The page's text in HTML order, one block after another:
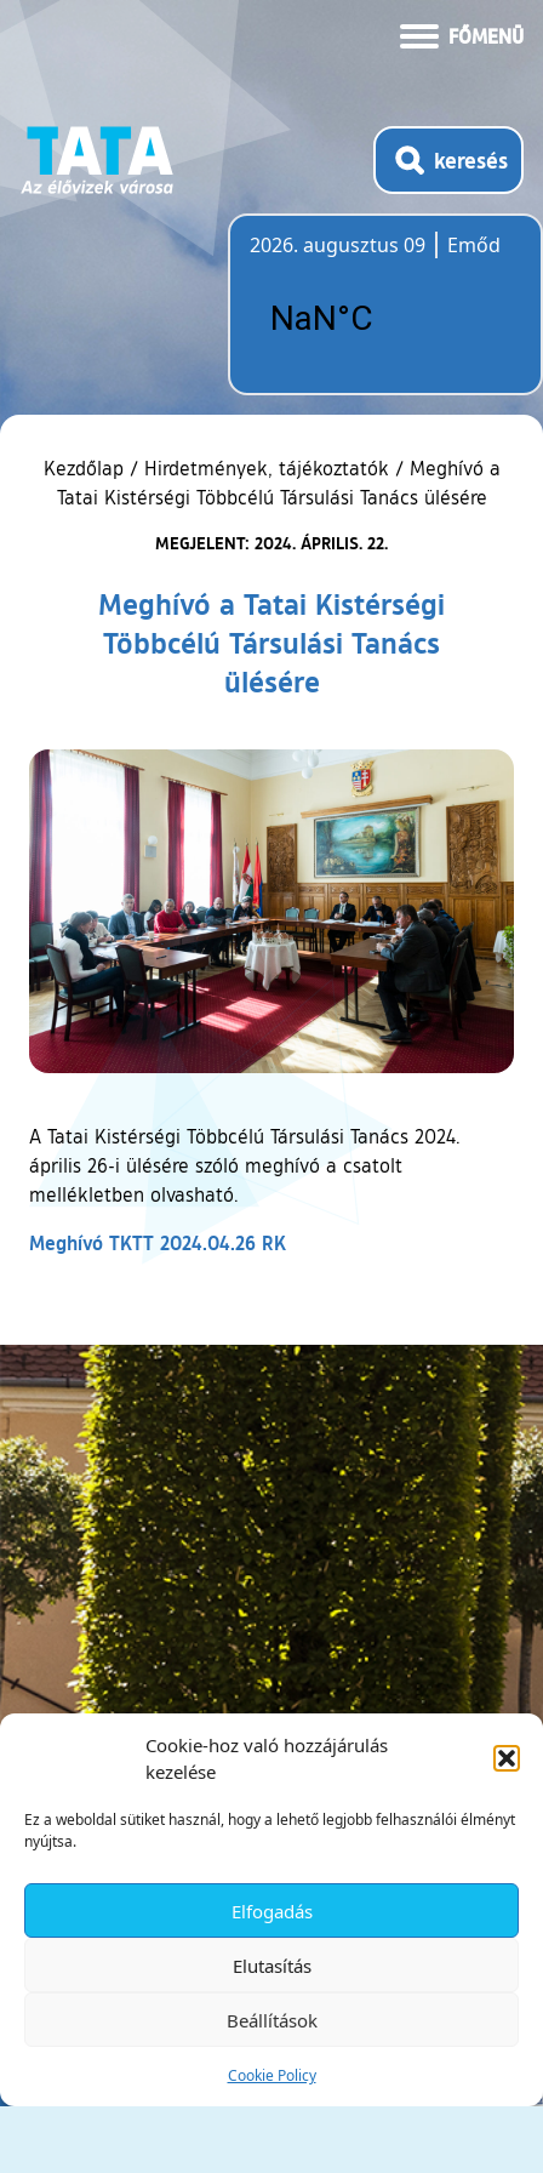
Cookie-hoz való hozzájárulás
kezelése
Ez a weboldal sütiket használ, hogy a lehető legjobb felhasználói élményt
nyújtsa.
Elfogadás
Elutasítás
Beállítások
Cookie Policy
FŐMENÜ
keresés
2026. augusztus 09
Emőd
Kezdőlap / Hirdetmények, tájékoztatók / Meghívó a
Tatai Kistérségi Többcélú Társulási Tanács ülésére
MEGJELENT: 2024. ÁPRILIS. 22.
Meghívó a Tatai Kistérségi
Többcélú Társulási Tanács
ülésére
A Tatai Kistérségi Többcélú Társulási Tanács 2024.
április 26-i ülésére szóló meghívó a csatolt
mellékletben olvasható.
Meghívó TKTT 2024.04.26 RK
Tata Város Önkormányzata
✕